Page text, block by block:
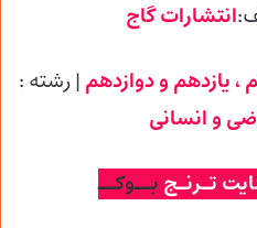
انتشارات گاج
، یازدهم و دوازدهم | رشته :
و انسانی
تـرنـج بــوکــ